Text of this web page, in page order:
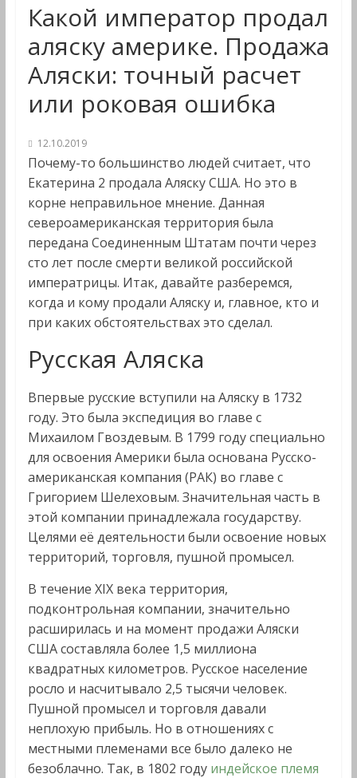
Какой император продал
аляску америке. Продажа
Аляски: точный расчет
или роковая ошибка
12.10.2019
Почему-то большинство людей считает, что
Екатерина 2 продала Аляску США. Но это в
корне неправильное мнение. Данная
североамериканская территория была
передана Соединенным Штатам почти через
сто лет после смерти великой российской
императрицы. Итак, давайте разберемся,
когда и кому продали Аляску и, главное, кто и
при каких обстоятельствах это сделал.
Русская Аляска
Впервые русские вступили на Аляску в 1732
году. Это была экспедиция во главе с
Михаилом Гвоздевым. В 1799 году специально
для освоения Америки была основана Русско-
американская компания (РАК) во главе с
Григорием Шелеховым. Значительная часть в
этой компании принадлежала государству.
Целями её деятельности были освоение новых
территорий, торговля, пушной промысел.
В течение XIX века территория,
подконтрольная компании, значительно
расширилась и на момент продажи Аляски
США составляла более 1,5 миллиона
квадратных километров. Русское население
росло и насчитывало 2,5 тысячи человек.
Пушной промысел и торговля давали
неплохую прибыль. Но в отношениях с
местными племенами все было далеко не
безоблачно. Так, в 1802 году индейское племя